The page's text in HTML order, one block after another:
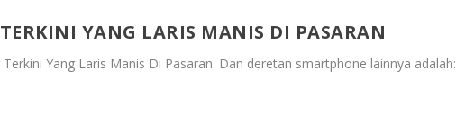
YANG LARIS MANIS DI PASARAN
Yang Laris Manis Di Pasaran. Dan deretan smartphone lainnya adalah: